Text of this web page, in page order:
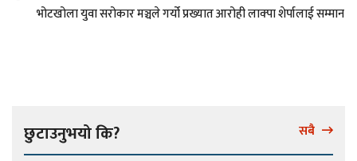
भोटखोला युवा सरोकार मञ्चले गर्यो प्रख्यात आरोही लाक्पा शेर्पालाई सम्मान
छुटाउनुभयो कि? सबै